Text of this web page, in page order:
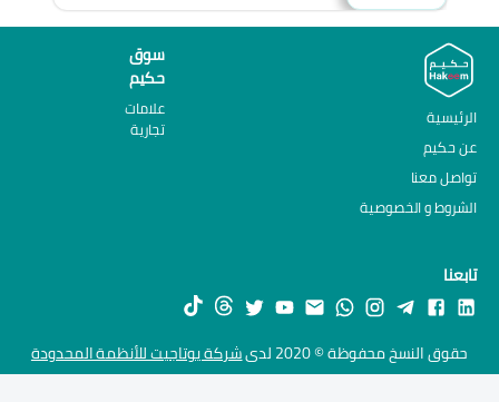
الرئيسية
عن حكيم
تواصل معنا
الشروط و الخصوصية
سوق
حكيم
علامات
تجارية
تابعنا
حقوق النسخ محفوظة © 2020 لدى شركة يوتاجيت للأنظمة المحدودة